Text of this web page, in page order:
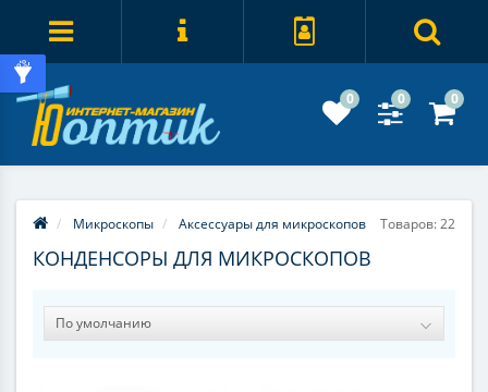
0 0 0
Микроскопы Аксессуары для микроскопов Товаров: 22
КОНДЕНСОРЫ ДЛЯ МИКРОСКОПОВ